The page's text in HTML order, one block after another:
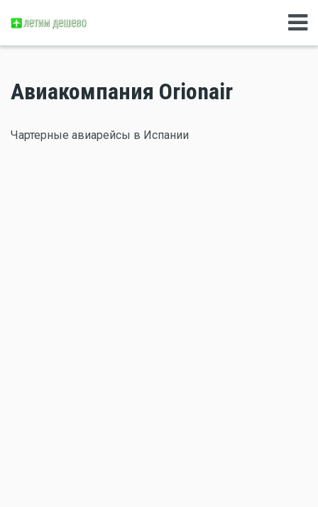
Авиакомпания Orionair
Чартерные авиарейсы в Испании